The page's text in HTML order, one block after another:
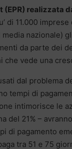
(EPR) realizzata
di 11.000
media
da parte dei
che vede una
dal problema
tempi di
intimorisce le
del 21% –
di pagamento
tra 51 e 75